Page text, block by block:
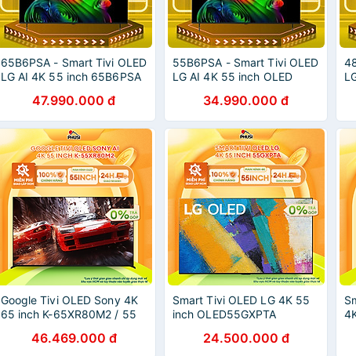
65B6PSA - Smart Tivi OLED
LG AI 4K 55 inch 65B6PSA
CHÍNH HÃNG - GIAO HCM
47.990.000 đ
55B6PSA - Smart Tivi OLED
LG AI 4K 55 inch OLED
HÀNG CHÍNH HÃNG - GIAO
HCM
34.990.000 đ
Google Tivi OLED Sony 4K
65 inch K-65XR80M2 / 55
Chính Hãng, Mới 100
46.469.000 đ
Smart Tivi OLED LG 4K 55
inch OLED55GXPTA
24.500.000 đ